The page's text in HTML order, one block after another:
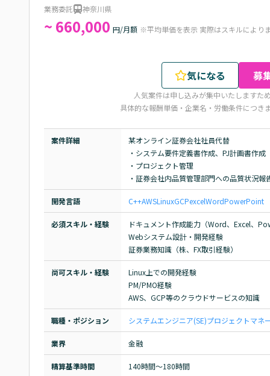
業務委託 神奈川県
~ 660,000 円/月額 ※平均単価を表示 実際はスキルにより
気になる 募
人気案件は申し込みが集中いたしますた
具体的な報酬単価・企業名・労働条件につき
案件詳細
某オンライン証券会社社員代替
・システム要件定義書作成、PJ計画書作成
・プロジェクト管理
・証券会社内品質管理部門への品質状況報
開発言語 C++AWSLinuxGCPexcelWordPowerPoint
必須スキル・経験
ドキュメント作成能力（Word、Excel、
Webシステム設計・開発経験
証券業務知識（株、FX取引経験）
尚可スキル・経験
Linux上での開発経験
PM/PMO経験
AWS、GCP等のクラウドサービスの知識
職種・ポジション システムエンジニア(SE)プロジェクトマネ
業界 金融
精算基準時間 140時間〜180時間